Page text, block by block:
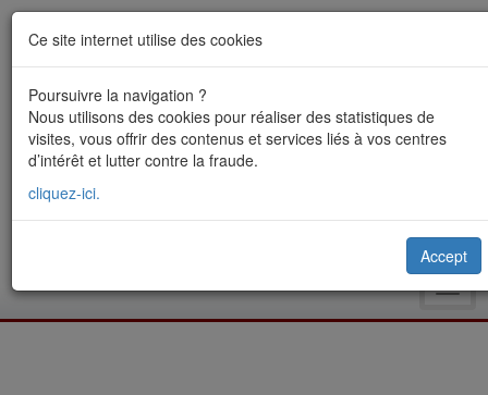
Ce site internet utilise des cookies
Poursuivre la navigation ?
Nous utilisons des cookies pour réaliser des statistiques de
visites, vous offrir des contenus et services liés à vos centres
d’intérêt et lutter contre la fraude.
cliquez-ici.
Accept